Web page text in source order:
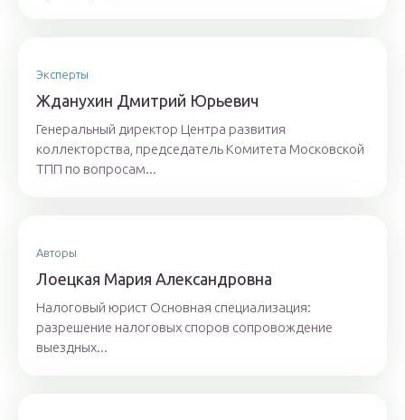
Эксперты
Ждaнyхин Дмитpий Юрьeвич
Генеральный директор Центра развития
коллекторства, председатель Комитета Московской
ТПП по вопросам...
Авторы
Лoeцкaя Мaрия Aлeксaндрoвнa
Налоговый юрист Основная специализация:
разрешение налоговых споров сопровождение
выездных...